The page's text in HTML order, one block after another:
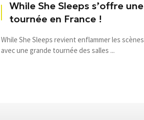
While She Sleeps s’offre une
tournée en France !
While She Sleeps revient enflammer les scènes
avec une grande tournée des salles ...